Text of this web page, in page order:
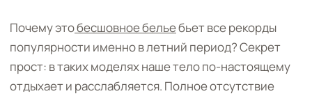
Почему этобесшовное бельебьет все рекорды
популярности именно в летний период? Секрет
прост: в таких моделях наше тело по-настоящему
отдыхает и расслабляется. Полное отсутствие